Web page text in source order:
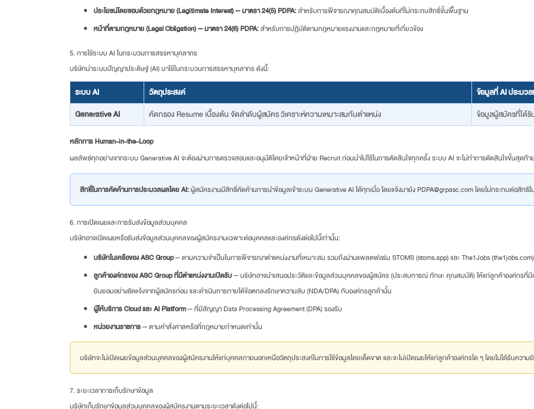
ประโยชน์โดยชอบด้วยกฎหมาย (Legitimate Interest) — มาตรา 24(5) PDPA:สำหรับการพิจารณาคุณสมบัติเบื้องต้นที่ไม่กระทบสิทธิ์ขั้นพื้นฐาน
หน้าที่ตามกฎหมาย (Legal Obligation) — มาตรา 24(6) PDPA:สำหรับการปฏิบัติตามกฎหมายแรงงานและกฎหมายที่เกี่ยวข้อง
5. การใช้ระบบ AI ในกระบวนการสรรหาบุคลากร
บริษัทนำระบบปัญญาประดิษฐ์ (AI) มาใช้ในกระบวนการสรรหาบุคลากร ดังนี้:
ระบบ AI วัตถุประสงค์
ข้อมูลที่ AI ประมว
Generative AI
คัดกรอง Resume เบื้องต้น จัดลำดับผู้สมัคร วิเคราะห์ความเหมาะสมกับตำแหน่ง ข้อมูลผู้สมัครที่ได้รั
หลักการ Human-in-the-Loop
ผลลัพธ์ทุกอย่างจากระบบ Generative AI จะต้องผ่านการตรวจสอบและอนุมัติโดยเจ้าหน้าที่ฝ่าย Recruit ก่อนนำไปใช้ในการตัดสินใจทุกครั้ง ระบบ AI จะไม่ทำการตัดสินใจขั้นสุด
สิทธิ์ในการคัดค้านการประมวลผลโดย AI:ผู้สมัครงานมีสิทธิ์คัดค้านการนำข้อมูลเข้าระบบ Generative AI ได้ทุกเมื่อ โดยแจ้งมายังPDPA@grpasc.comโดยไม่กระทบต่อสิทธิ
6. การเปิดเผยและการรับส่งข้อมูลส่วนบุคคล
บริษัทอาจเปิดเผยหรือรับส่งข้อมูลส่วนบุคคลของผู้สมัครงานเฉพาะต่อบุคคลและองค์กรดังต่อไปนี้เท่านั้น:
บริษัทในเครือของ ASC Group— ตามความจำเป็นในการพิจารณาตำแหน่งงานที่เหมาะสม รวมถึงผ่านแพลตฟอร์ม STOMS (stoms.app) และ The1Jobs (the1jobs.com)
ลูกค้าองค์กรของ ASC Group ที่มีตำแหน่งงานเปิดรับ— บริษัทอาจนำเสนอประวัติและข้อมูลส่วนบุคคลของผู้สมัคร (ประสบการณ์ ทักษะ คุณสมบัติ) ให้แก่ลูกค้าองค์กรที่
ยินยอมอย่างชัดแจ้งจากผู้สมัครก่อน และดำเนินการภายใต้ข้อตกลงรักษาความลับ (NDA/DPA) กับองค์กรลูกค้านั้น
ผู้ให้บริการ Cloud และ AI Platform— ที่มีสัญญา Data Processing Agreement (DPA) รองรับ
หน่วยงานราชการ— ตามคำสั่งศาลหรือที่กฎหมายกำหนดเท่านั้น
บริษัทจะไม่เปิดเผยข้อมูลส่วนบุคคลของผู้สมัครงานให้แก่บุคคลภายนอกเหนือวัตถุประสงค์ในการใช้ข้อมูลโดยเด็ดขาด และจะไม่เปิดเผยให้แก่ลูกค้าองค์กรใด ๆ โดยไม่ได้รับคว
7. ระยะเวลาการเก็บรักษาข้อมูล
บริษัทเก็บรักษาข้อมูลส่วนบุคคลของผู้สมัครงานตามระยะเวลาดังต่อไปนี้: